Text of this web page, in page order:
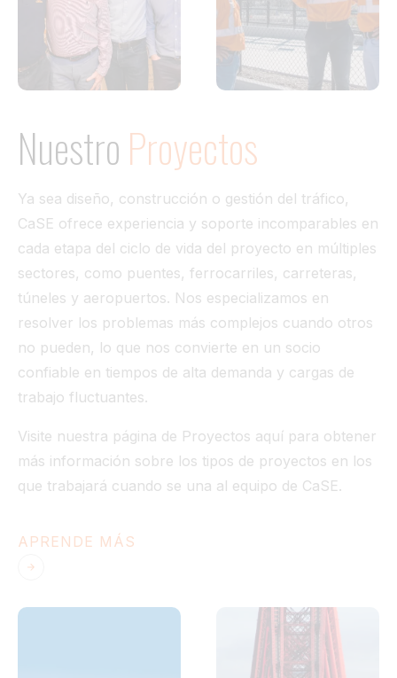
NuestroProyectos
Ya sea diseño, construcción o gestión del tráfico,
CaSE ofrece experiencia y soporte incomparables en
cada etapa del ciclo de vida del proyecto en múltiples
sectores, como puentes, ferrocarriles, carreteras,
túneles y aeropuertos. Nos especializamos en
resolver los problemas más complejos cuando otros
no pueden, lo que nos convierte en un socio
confiable en tiempos de alta demanda y cargas de
trabajo fluctuantes.
Visite nuestra página de Proyectos aquí para obtener
más información sobre los tipos de proyectos en los
que trabajará cuando se una al equipo de CaSE.
APRENDE MÁS